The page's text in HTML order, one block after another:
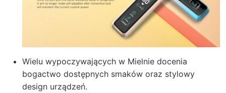
Wielu wypoczywających w Mielnie docenia
bogactwo dostępnych smaków oraz stylowy
design urządzeń.